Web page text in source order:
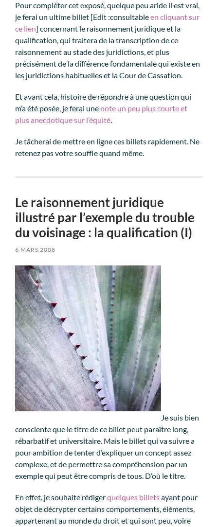
Pour compléter cet exposé, quelque peu aride il est vrai,
je ferai un ultime billet [Edit :consultableen cliquant sur
ce lien] concernant le raisonnement juridique et la
qualification, qui traitera de la transcription de ce
raisonnement au stade des juridictions, et plus
précisément de la différence fondamentale qui existe en
les juridictions habituelles et la Cour de Cassation.
Et avant cela, histoire de répondre à une question qui
m’a été posée, je ferai une note un peu plus courte et
plus anecdotique sur l’équité.
Je tâcherai de mettre en ligne ces billets rapidement. Ne
retenez pas votre souffle quand même.
Le raisonnement juridique
illustré par l’exemple du trouble
du voisinage : la qualification (I)
6 MARS 2008
Je suis bien
consciente que le titre de ce billet peut paraître long,
rébarbatif et universitaire. Mais le billet qui va suivre a
pour ambition de tenter d’expliquer un concept assez
complexe, et de permettre sa compréhension par un
exemple qui peut être compris de tous. D’où le titre.
En effet, je souhaite rédigerquelques billetsayant pour
objet de décrypter certains comportements, éléments,
appartenant au monde du droit et qui sont peu, voire